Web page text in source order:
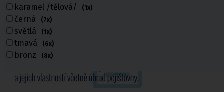
karamel /tělová/ (1x)
černá (7x)
světlá (1x)
tmavá (6x)
bronz (8x)